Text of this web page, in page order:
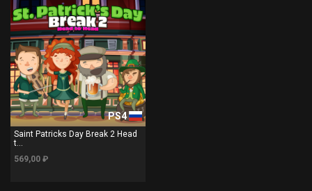
PS4
Saint Patricks Day Break 2 Head
t...
569,00 ₽